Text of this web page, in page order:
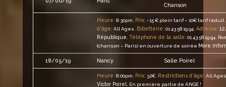
Chanson
Heure: 8:30pm. Prix: • 15 € plein tarif – 10€ tarif réduit.
d'âge: All Ages. Billetterie: 01 43 58 19 94. Adresse:
République Téléphone de la salle: 01 43 58 19 94.
(chanson – Paris) en ouverture de soirée More
18/05/19 Nancy Salle Poirel
Heure: 8:00pm. Prix: 32€. Restrictions d'âge: All
Victor Poirel En première partie de ANGE !